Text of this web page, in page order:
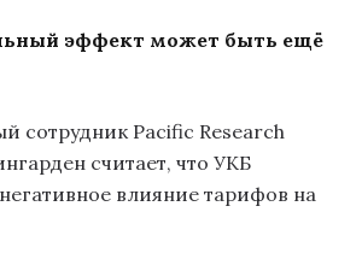
эффект может быть ещё
сотрудник Pacific Research
считает, что УКБ
влияние тарифов на